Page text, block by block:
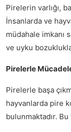
Pirelerin varlığı,
İnsanlarda ve
müdahale imkanı
ve uyku
Pirelerle
Pirelerle başa
hayvanlarda pire
bulunmaktadır.